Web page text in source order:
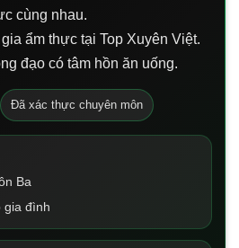
cùng nhau.
ẩm thực tại Top Xuyên Việt.
đạo có tâm hồn ăn uống.
Đã xác thực chuyên môn
Ba
gia đình